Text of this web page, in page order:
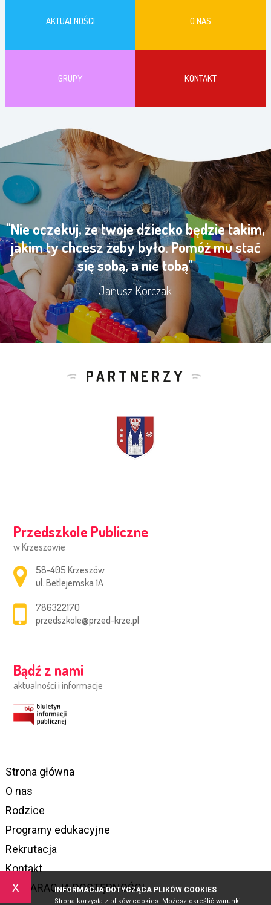
x INFORMACJA DOTYCZĄCA PLIKÓW COOKIES
Strona korzysta z plików cookies. Możesz określić warunki
AKTUALNOŚCI O NAS
GRUPY KONTAKT
"Nie oczekuj, że twoje dziecko będzie takim,
jakim ty chcesz żeby było. Pomóż mu stać
się sobą, a nie tobą"
Janusz Korczak
PARTNERZY
Przedszkole Publiczne
w Krzeszowie
Adres pocztowy:
58-405 Krzeszów
ul. Betlejemska 1A
786322170
przedszkole@przed-krze.pl
Bądź z nami
aktualności i informacje
Strona główna
O nas
Rodzice
Programy edukacyjne
Rekrutacja
Kontakt
DEKLARACJA DOSTĘPNOŚCI